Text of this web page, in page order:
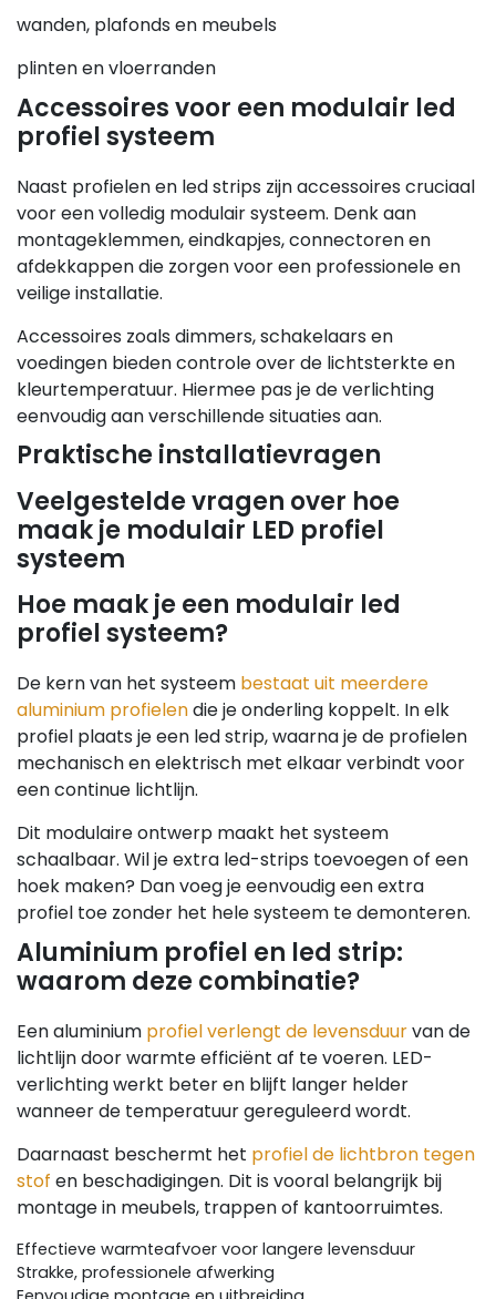
wanden, plafonds en meubels
plinten en vloerranden
Accessoires voor een modulair led
profiel systeem
Naast profielen en led strips zijn accessoires cruciaal
voor een volledig modulair systeem. Denk aan
montageklemmen, eindkapjes, connectoren en
afdekkappen die zorgen voor een professionele en
veilige installatie.
Accessoires zoals dimmers, schakelaars en
voedingen bieden controle over de lichtsterkte en
kleurtemperatuur. Hiermee pas je de verlichting
eenvoudig aan verschillende situaties aan.
Praktische installatievragen
Veelgestelde vragen over hoe
maak je modulair LED profiel
systeem
Hoe maak je een modulair led
profiel systeem?
De kern van het systeem bestaat uit meerdere
aluminium profielendie je onderling koppelt. In elk
profiel plaats je een led strip, waarna je de profielen
mechanisch en elektrisch met elkaar verbindt voor
een continue lichtlijn.
Dit modulaire ontwerp maakt het systeem
schaalbaar. Wil je extra led-strips toevoegen of een
hoek maken? Dan voeg je eenvoudig een extra
profiel toe zonder het hele systeem te demonteren.
Aluminium profiel en led strip:
waarom deze combinatie?
Een aluminium profiel verlengt de levensduurvan de
lichtlijn door warmte efficiënt af te voeren. LED-
verlichting werkt beter en blijft langer helder
wanneer de temperatuur gereguleerd wordt.
Daarnaast beschermt het profiel de lichtbron tegen
stof en beschadigingen. Dit is vooral belangrijk bij
montage in meubels, trappen of kantoorruimtes.
Effectieve warmteafvoer voor langere levensduur
Strakke, professionele afwerking